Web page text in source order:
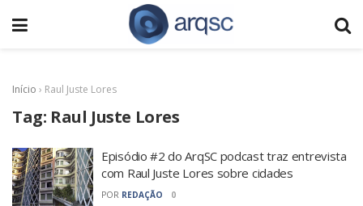
Início › Raul Juste Lores
Tag: Raul Juste Lores
Episódio #2 do ArqSC podcast traz entrevista
com Raul Juste Lores sobre cidades
POR REDAÇÃO 0